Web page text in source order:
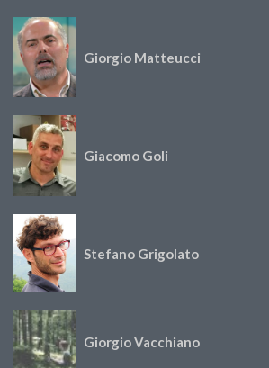
Giorgio Matteucci
Giacomo Goli
Stefano Grigolato
Giorgio Vacchiano